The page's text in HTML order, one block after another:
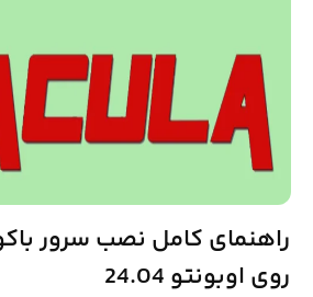
روی اوبونتو 24.04